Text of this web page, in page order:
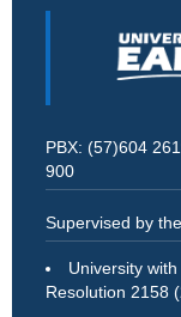
PBX: (57)604
900
Supervised by
University
Resolution 2158